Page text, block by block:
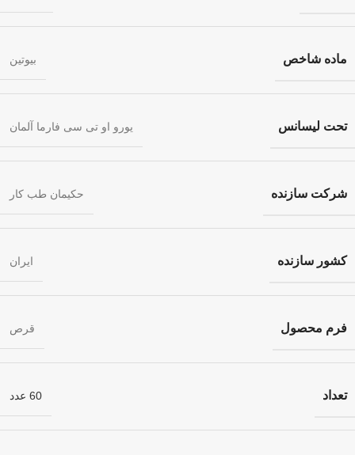
ماده شاخص بیوتین
تحت لیسانس یورو او تی سی فارما آلمان
شرکت سازنده حکیمان طب کار
کشور سازنده ایران
فرم محصول قرص
تعداد 60 عدد